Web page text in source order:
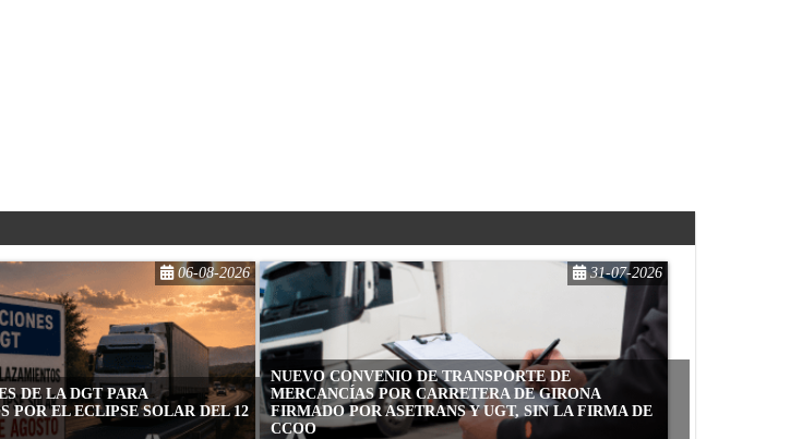
DE LA DGT PARA
POR EL ECLIPSE SOLAR DEL 12
06-08-2026
NUEVO CONVENIO DE TRANSPORTE DE
MERCANCÍAS POR CARRETERA DE GIRONA
FIRMADO POR ASETRANS Y UGT, SIN LA FIRMA DE
CCOO
31-07-2026